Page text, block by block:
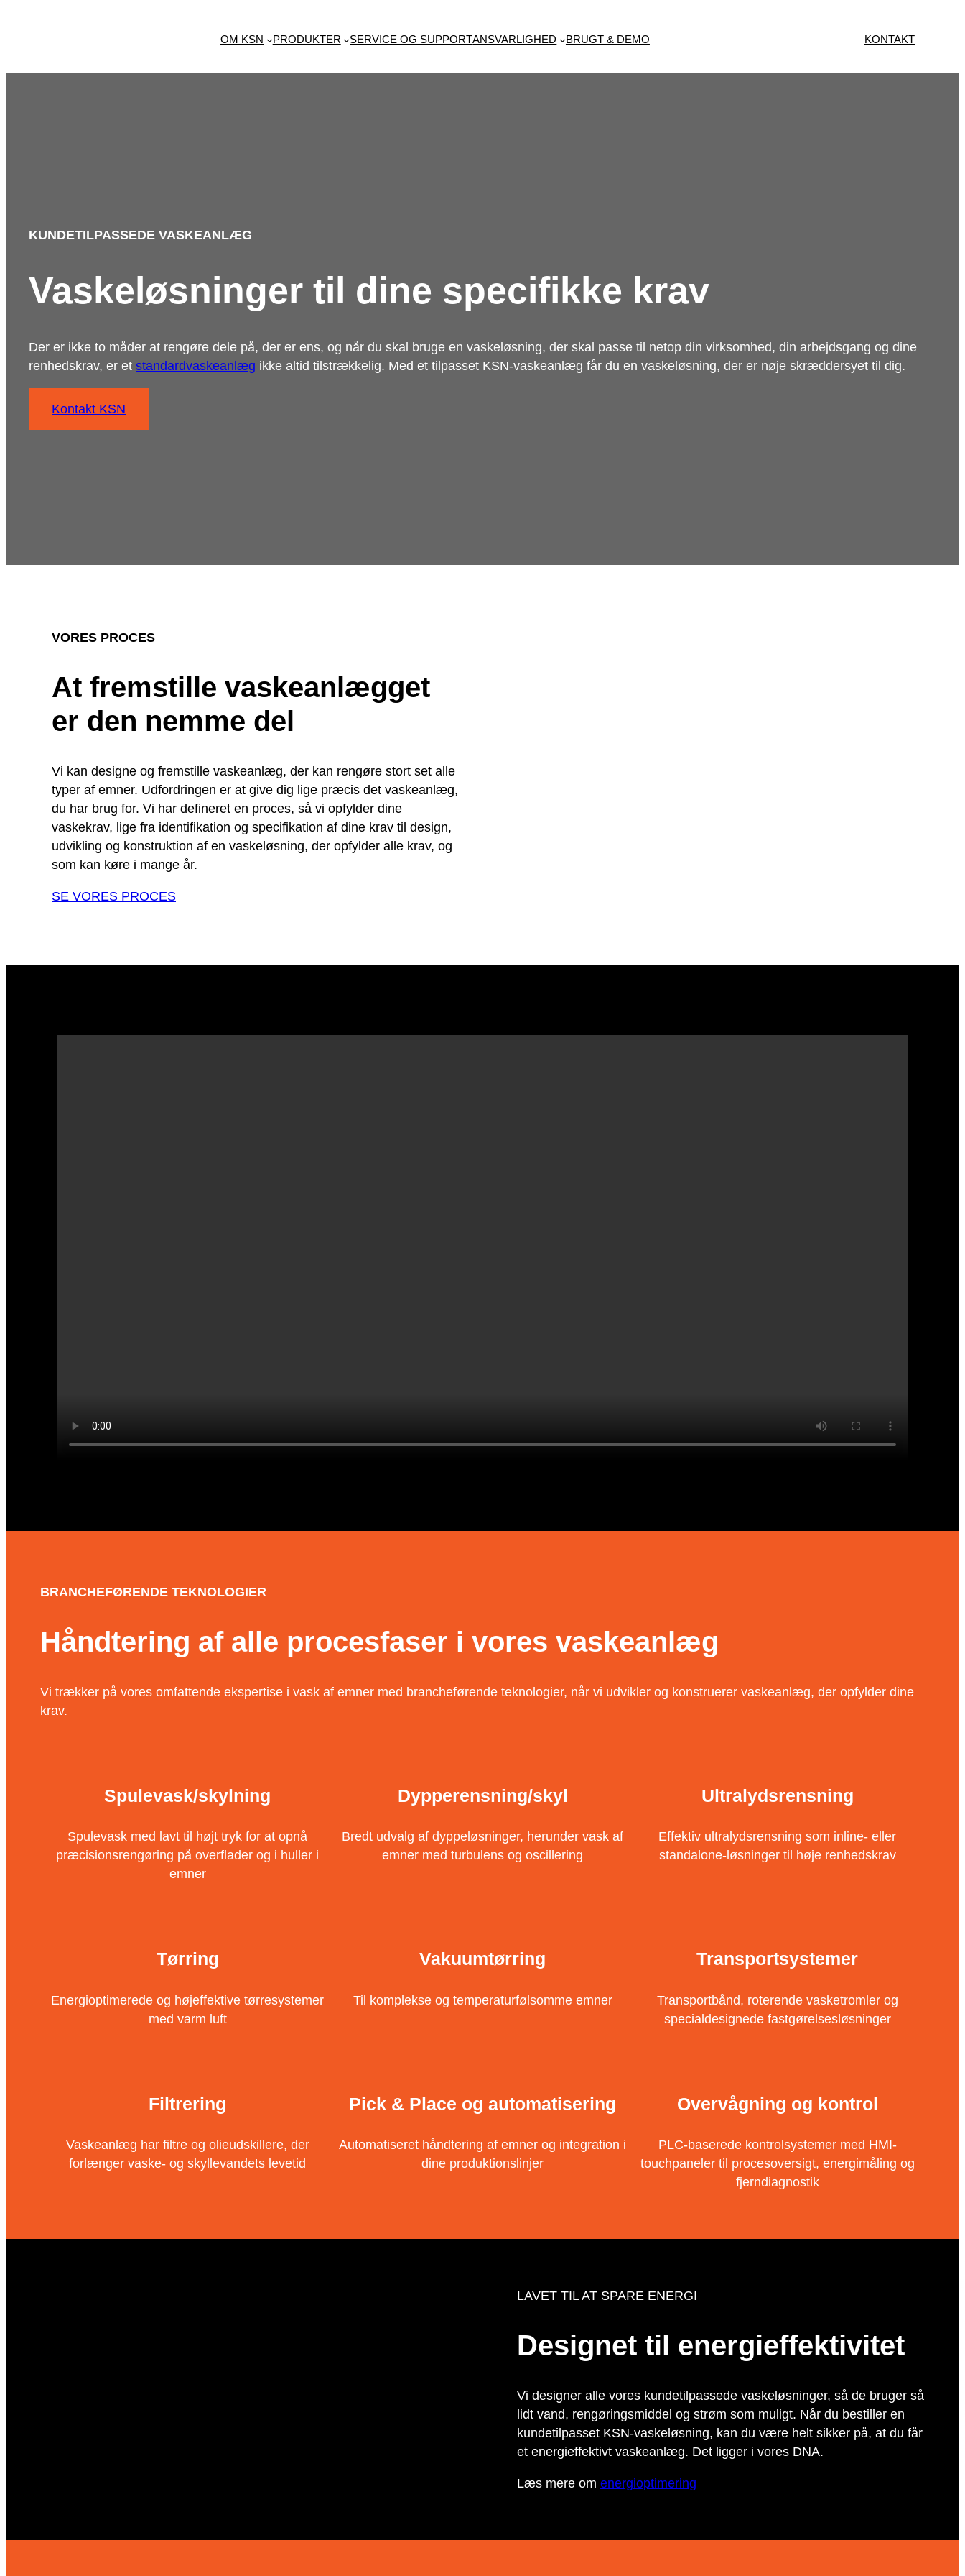
OM KSN PRODUKTER SERVICE OG SUPPORTANSVARLIGHED BRUGT & DEMO KONTAKT
KUNDETILPASSEDE VASKEANLÆG
Vaskeløsninger til dine specifikke krav
Der er ikke to måder at rengøre dele på, der er ens, og når du skal bruge en vaskeløsning, der skal passe til netop din virksomhed, din arbejdsgang og dine
renhedskrav, er et standardvaskeanlæg ikke altid tilstrækkelig. Med et tilpasset KSN-vaskeanlæg får du en vaskeløsning, der er nøje skræddersyet til dig.
Kontakt KSN
VORES PROCES
At fremstille vaskeanlægget
er den nemme del
Vi kan designe og fremstille vaskeanlæg, der kan rengøre stort set alle
typer af emner. Udfordringen er at give dig lige præcis det vaskeanlæg,
du har brug for. Vi har defineret en proces, så vi opfylder dine
vaskekrav, lige fra identifikation og specifikation af dine krav til design,
udvikling og konstruktion af en vaskeløsning, der opfylder alle krav, og
som kan køre i mange år.
SE VORES PROCES
BRANCHEFØRENDE TEKNOLOGIER
Håndtering af alle procesfaser i vores vaskeanlæg
Vi trækker på vores omfattende ekspertise i vask af emner med brancheførende teknologier, når vi udvikler og konstruerer vaskeanlæg, der opfylder dine
krav.
Spulevask/skylning
Spulevask med lavt til højt tryk for at opnå
præcisionsrengøring på overflader og i huller i
emner
Dypperensning/skyl
Bredt udvalg af dyppeløsninger, herunder vask af
emner med turbulens og oscillering
Ultralydsrensning
Effektiv ultralydsrensning som inline- eller
standalone-løsninger til høje renhedskrav
Tørring
Energioptimerede og højeffektive tørresystemer
med varm luft
Vakuumtørring
Til komplekse og temperaturfølsomme emner
Transportsystemer
Transportbånd, roterende vasketromler og
specialdesignede fastgørelsesløsninger
Filtrering
Vaskeanlæg har filtre og olieudskillere, der
forlænger vaske- og skyllevandets levetid
Pick & Place og automatisering
Automatiseret håndtering af emner og integration i
dine produktionslinjer
Overvågning og kontrol
PLC-baserede kontrolsystemer med HMI-
touchpaneler til procesoversigt, energimåling og
fjerndiagnostik
LAVET TIL AT SPARE ENERGI
Designet til energieffektivitet
Vi designer alle vores kundetilpassede vaskeløsninger, så de bruger så
lidt vand, rengøringsmiddel og strøm som muligt. Når du bestiller en
kundetilpasset KSN-vaskeløsning, kan du være helt sikker på, at du får
et energieffektivt vaskeanlæg. Det ligger i vores DNA.
Læs mere om energioptimering